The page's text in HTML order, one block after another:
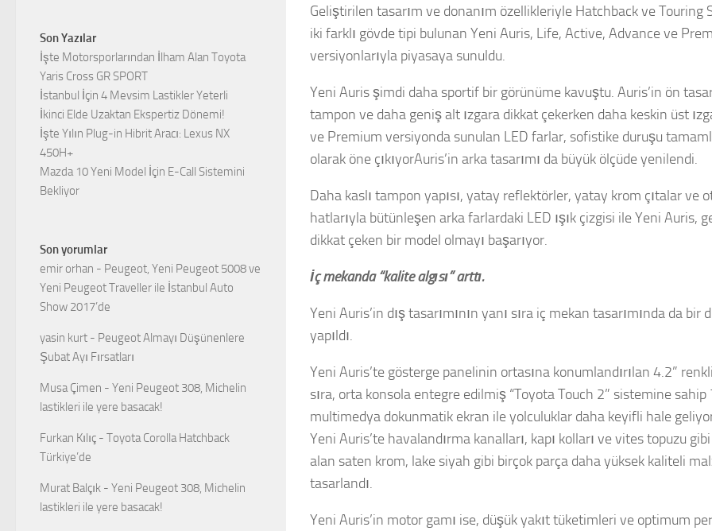
Geliştirilen tasarım ve donanım özellikleriyle Hatchback ve Touring
iki farklı gövde tipi bulunan Yeni Auris, Life, Active, Advance ve
versiyonlarıyla piyasaya sunuldu.
Yeni Auris şimdi daha sportif bir görünüme kavuştu. Auris’in ön
tampon ve daha geniş alt ızgara dikkat çekerken daha keskin üst
ve Premium versiyonda sunulan LED farlar, sofistike duruşu
olarak öne çıkıyorAuris’in arka tasarımı da büyük ölçüde yenilendi.
Daha kaslı tampon yapısı, yatay reflektörler, yatay krom çıtalar ve
hatlarıyla bütünleşen arka farlardaki LED ışık çizgisi ile Yeni Auris,
dikkat çeken bir model olmayı başarıyor.
İç mekanda “kalite algısı” arttı.
Yeni Auris’in dış tasarımının yanı sıra iç mekan tasarımında da bir
yapıldı.
Yeni Auris’te gösterge panelinin ortasına konumlandırılan 4.2”
sıra, orta konsola entegre edilmiş “Toyota Touch 2” sistemine sahip
multimedya dokunmatik ekran ile yolculuklar daha keyifli hale
Yeni Auris’te havalandırma kanalları, kapı kolları ve vites topuzu
alan saten krom, lake siyah gibi birçok parça daha yüksek kaliteli
tasarlandı.
Yeni Auris’in motor gamı ise, düşük yakıt tüketimleri ve optimum
Son Yazılar
İşte Motorsporlarından İlham Alan Toyota
Yaris Cross GR SPORT
İstanbul İçin 4 Mevsim Lastikler Yeterli
İkinci Elde Uzaktan Ekspertiz Dönemi!
İşte Yılın Plug-in Hibrit Aracı: Lexus NX
450H+
Mazda 10 Yeni Model İçin E-Call Sistemini
Bekliyor
Son yorumlar
emir orhan - Peugeot, Yeni Peugeot 5008 ve
Yeni Peugeot Traveller ile İstanbul Auto
Show 2017’de
yasin kurt - Peugeot Almayı Düşünenlere
Şubat Ayı Fırsatları
Musa Çimen - Yeni Peugeot 308, Michelin
lastikleri ile yere basacak!
Furkan Kılıç - Toyota Corolla Hatchback
Türkiye’de
Murat Balçık - Yeni Peugeot 308, Michelin
lastikleri ile yere basacak!